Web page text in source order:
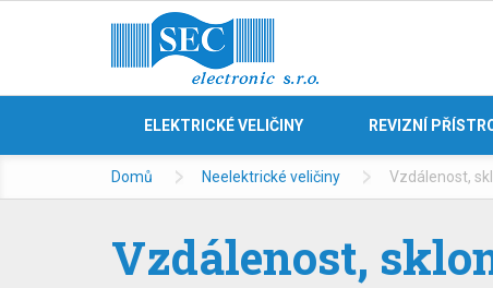
ELEKTRICKÉ VELIČINY REVIZNÍ
Domů Neelektrické veličiny Vzdálenost,
Vzdálenost,